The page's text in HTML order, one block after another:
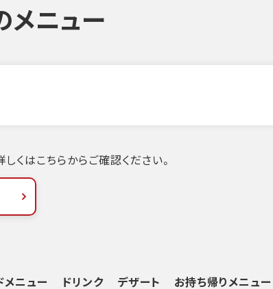
ニュー
くはこちらからご確認ください。
メニュー ドリンク デザート お持ち帰りメニュー